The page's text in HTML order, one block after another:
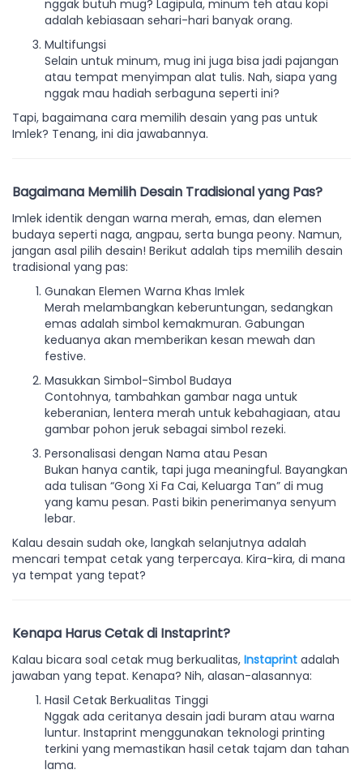
nggak butuh mug? Lagipula, minum teh atau kopi
adalah kebiasaan sehari-hari banyak orang.
Multifungsi
Selain untuk minum, mug ini juga bisa jadi pajangan
atau tempat menyimpan alat tulis. Nah, siapa yang
nggak mau hadiah serbaguna seperti ini?
Tapi, bagaimana cara memilih desain yang pas untuk
Imlek? Tenang, ini dia jawabannya.
Bagaimana Memilih Desain Tradisional yang Pas?
Imlek identik dengan warna merah, emas, dan elemen
budaya seperti naga, angpau, serta bunga peony. Namun,
jangan asal pilih desain! Berikut adalah tips memilih desain
tradisional yang pas:
Gunakan Elemen Warna Khas Imlek
Merah melambangkan keberuntungan, sedangkan
emas adalah simbol kemakmuran. Gabungan
keduanya akan memberikan kesan mewah dan
festive.
Masukkan Simbol-Simbol Budaya
Contohnya, tambahkan gambar naga untuk
keberanian, lentera merah untuk kebahagiaan, atau
gambar pohon jeruk sebagai simbol rezeki.
Personalisasi dengan Nama atau Pesan
Bukan hanya cantik, tapi juga meaningful. Bayangkan
ada tulisan “Gong Xi Fa Cai, Keluarga Tan” di mug
yang kamu pesan. Pasti bikin penerimanya senyum
lebar.
Kalau desain sudah oke, langkah selanjutnya adalah
mencari tempat cetak yang terpercaya. Kira-kira, di mana
ya tempat yang tepat?
Kenapa Harus Cetak di Instaprint?
Kalau bicara soal cetak mug berkualitas, Instaprint adalah
jawaban yang tepat. Kenapa? Nih, alasan-alasannya:
Hasil Cetak Berkualitas Tinggi
Nggak ada ceritanya desain jadi buram atau warna
luntur. Instaprint menggunakan teknologi printing
terkini yang memastikan hasil cetak tajam dan tahan
lama.